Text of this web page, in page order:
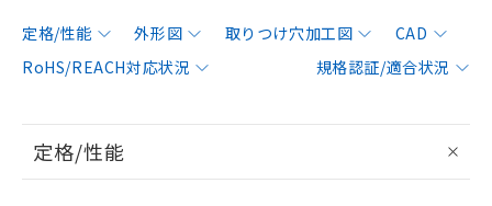
定格/性能 外形図 取りつけ穴加工図
CAD
RoHS/REACH対応状況
規格認証/適合状況
定格/性能